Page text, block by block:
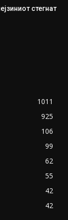
стегнат
1011
925
106
99
62
55
42
42